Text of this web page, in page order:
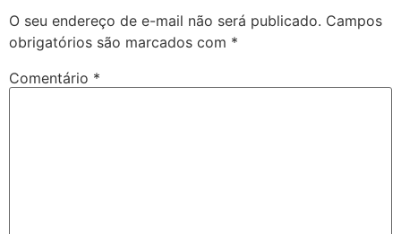
O seu endereço de e-mail não será publicado. Campos
obrigatórios são marcados com *
Comentário *